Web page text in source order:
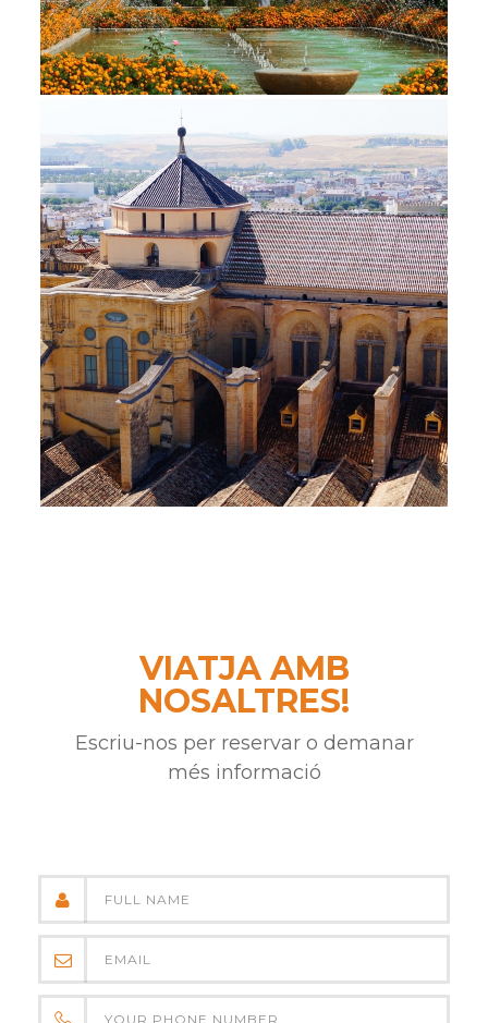
VIATJA AMB
NOSALTRES!
Escriu-nos per reservar o demanar
més informació